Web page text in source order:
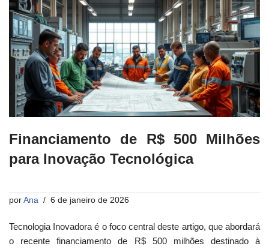
Financiamento de R$ 500 Milhões
para Inovação Tecnológica
por Ana 6 de janeiro de 2026
Tecnologia Inovadora é o foco central deste artigo, que abordará
o recente financiamento de R$ 500 milhões destinado à